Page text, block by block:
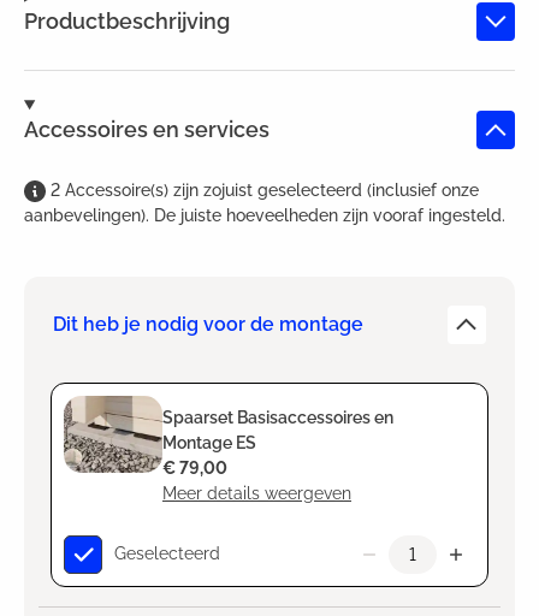
Productbeschrijving
Accessoires en services
2 Accessoire(s) zijn zojuist geselecteerd (inclusief onze
aanbevelingen). De juiste hoeveelheden zijn vooraf ingesteld.
Dit heb je nodig voor de montage
Spaarset Basisaccessoires en
Montage ES
Meer details weergeven
€ 79,00
Geselecteerd